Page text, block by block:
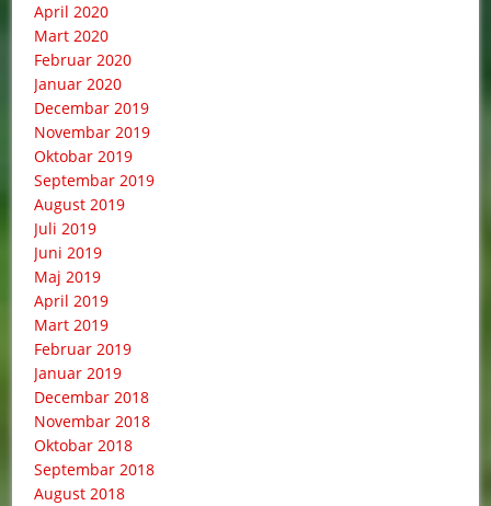
April 2020
Mart 2020
Februar 2020
Januar 2020
Decembar 2019
Novembar 2019
Oktobar 2019
Septembar 2019
August 2019
Juli 2019
Juni 2019
Maj 2019
April 2019
Mart 2019
Februar 2019
Januar 2019
Decembar 2018
Novembar 2018
Oktobar 2018
Septembar 2018
August 2018